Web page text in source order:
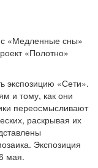
«Медленные сны»
«Полотно»
экспозицию «Сети».
и тому, как они
переосмысливают
раскрывая их
Экспозиция
мая.